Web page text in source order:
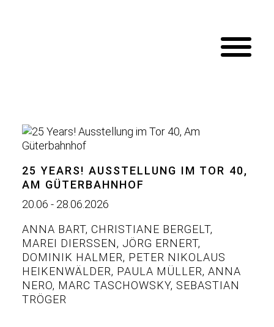
25 YEARS! AUSSTELLUNG IM TOR 40,
AM GÜTERBAHNHOF
20.06 - 28.06.2026
ANNA BART, CHRISTIANE BERGELT,
MAREI DIERSSEN
, JÖRG ERNERT,
DOMINIK HALMER, PETER NIKOLAUS
HEIKENWÄLDER, PAULA MÜLLER, ANNA
NERO, MARC TASCHOWSKY, SEBASTIAN
TRÖGER